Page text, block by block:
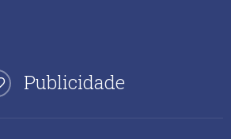
Publicidade